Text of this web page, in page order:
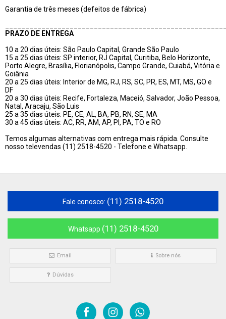
Garantia de três meses (defeitos de fábrica)
PRAZO DE ENTREGA
10 a 20 dias úteis: São Paulo Capital, Grande São Paulo
15 a 25 dias úteis: SP interior, RJ Capital, Curitiba, Belo Horizonte,
Porto Alegre, Brasília, Florianópolis, Campo Grande, Cuiabá, Vitória e
Goiânia
20 a 25 dias úteis: Interior de MG, RJ, RS, SC, PR, ES, MT, MS, GO e
DF
20 a 30 dias úteis: Recife, Fortaleza, Maceió, Salvador, João Pessoa,
Natal, Aracaju, São Luis
25 a 35 dias úteis: PE, CE, AL, BA, PB, RN, SE, MA
30 a 45 dias úteis: AC, RR, AM, AP, PI, PA, TO e RO
Temos algumas alternativas com entrega mais rápida. Consulte
nosso televendas (11) 2518-4520 - Telefone e Whatsapp.
Fale conosco: (11) 2518-4520
Whatsapp (11) 2518-4520
Email Sobre nós
Dúvidas